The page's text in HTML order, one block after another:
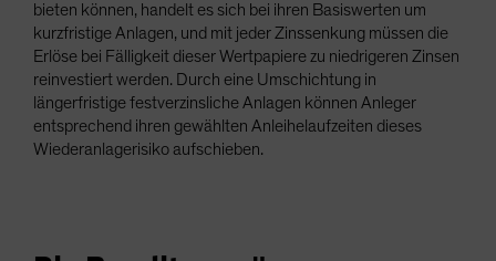
bieten können, handelt es sich bei ihren Basiswerten um
kurzfristige Anlagen, und mit jeder Zinssenkung müssen die
Erlöse bei Fälligkeit dieser Wertpapiere zu niedrigeren Zinsen
reinvestiert werden. Durch eine Umschichtung in
längerfristige festverzinsliche Anlagen können Anleger
entsprechend ihren gewählten Anleihelaufzeiten dieses
Wiederanlagerisiko aufschieben.